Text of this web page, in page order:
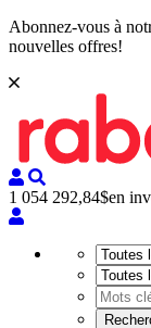
Abonnez-vous à
nouvelles offres!
1 054 292,84$en